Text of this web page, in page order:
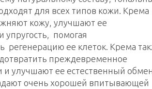
для всех типов кожи. Крема
кожу, улучшают ее
упругость, помогая
регенерацию ее клеток. Крема
преждевременное
и улучшают ее естественный
очень хорошей впитывающей